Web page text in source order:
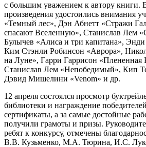
с большим уважением к автору книги.
произведения удостоились внимания
«Темный лес», Дэн Абнетт «Стражи
спасают Вселенную», Станислав Лем
Булычев «Алиса и три капитана»,
Ким Стэнли Робинсон «Аврора»,
на Луне», Гарри Гаррисон «Плененная
Станислав Лем «Непобедимый», Кип
Дэвид Мишелини «Venom» и др.
12 апреля состоялся просмотр
библиотеки и награждение
сертификаты, а за самые достойные
получили грамоты и призы.
ребят к конкурсу, отмечены
В.В. Кузьменко, М.А. Тюрина, И.С.